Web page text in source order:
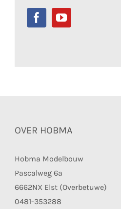
OVER HOBMA
Hobma Modelbouw
Pascalweg 6a
6662NX Elst (Overbetuwe)
0481-353288